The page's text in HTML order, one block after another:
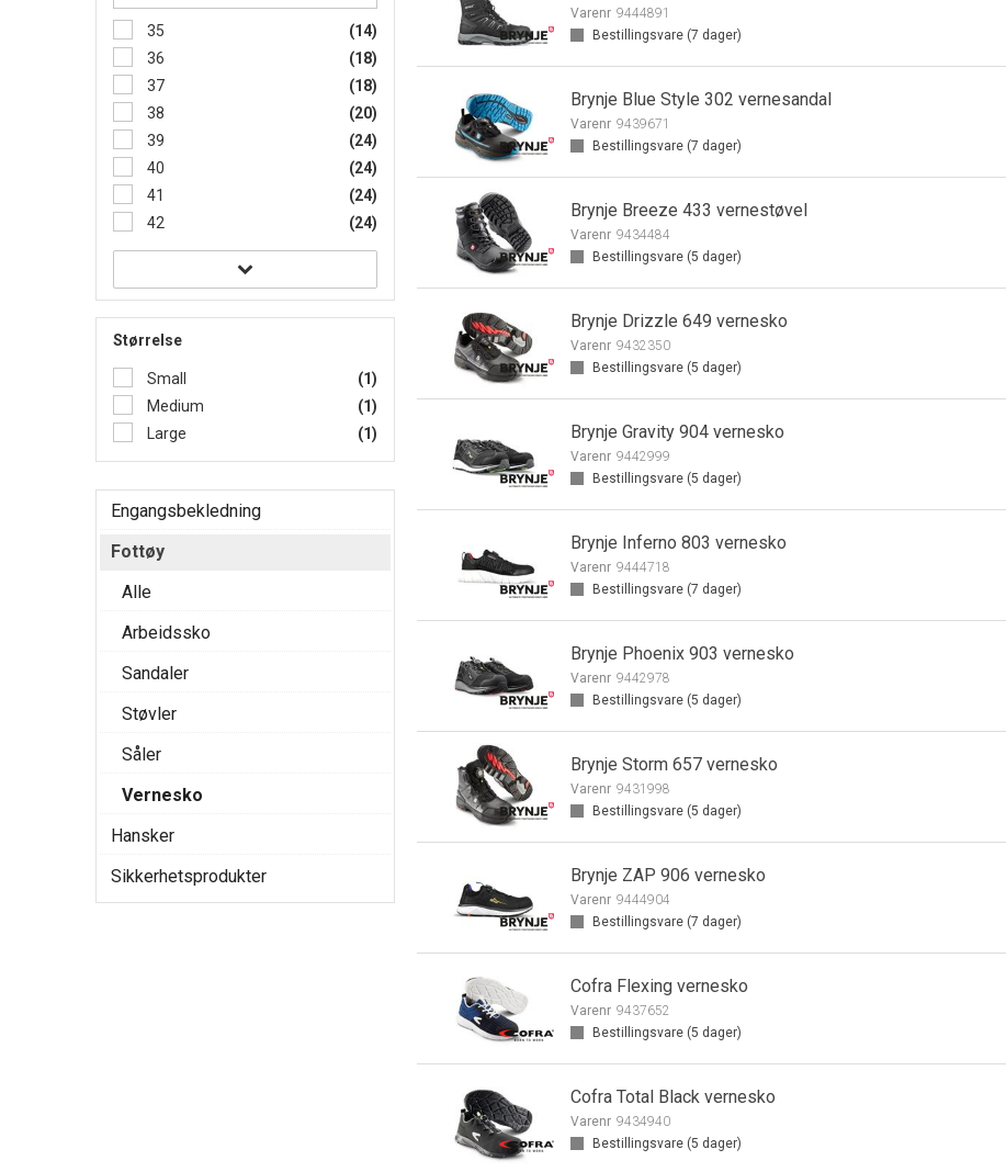
35
(14)
36
(18)
37
(18)
38
(20)
39
(24)
40
(24)
41
(24)
42
(24)
Størrelse
Small
(1)
Medium
(1)
Large
(1)
Engangsbekledning
Fottøy
Alle
Arbeidssko
Sandaler
Støvler
Såler
Vernesko
Hansker
Sikkerhetsprodukter
Varenr 9444891
Bestillingsvare (7 dager)
Brynje Blue Style 302 vernesandal
Varenr 9439671
Bestillingsvare (7 dager)
Brynje Breeze 433 vernestøvel
Varenr 9434484
Bestillingsvare (5 dager)
Brynje Drizzle 649 vernesko
Varenr 9432350
Bestillingsvare (5 dager)
Brynje Gravity 904 vernesko
Varenr 9442999
Bestillingsvare (5 dager)
Brynje Inferno 803 vernesko
Varenr 9444718
Bestillingsvare (7 dager)
Brynje Phoenix 903 vernesko
Varenr 9442978
Bestillingsvare (5 dager)
Brynje Storm 657 vernesko
Varenr 9431998
Bestillingsvare (5 dager)
Brynje ZAP 906 vernesko
Varenr 9444904
Bestillingsvare (7 dager)
Cofra Flexing vernesko
Varenr 9437652
Bestillingsvare (5 dager)
Cofra Total Black vernesko
Varenr 9434940
Bestillingsvare (5 dager)